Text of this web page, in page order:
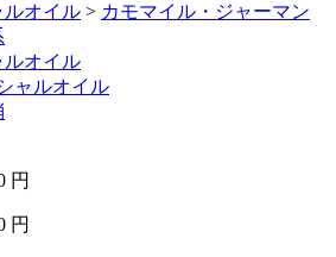
ルオイル > カモマイル・ジャーマン
ルオイル
ャルオイル
円
円